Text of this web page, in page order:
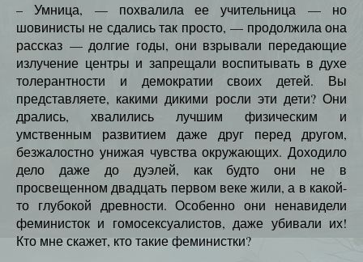
– Умница, — похвалила ее учительница — но
шовинисты не сдались так просто, — продолжила она
рассказ — долгие годы, они взрывали передающие
излучение центры и запрещали воспитывать в духе
толерантности и демократии своих детей. Вы
представляете, какими дикими росли эти дети? Они
дрались, хвалились лучшим физическим и
умственным развитием даже друг перед другом,
безжалостно унижая чувства окружающих. Доходило
дело даже до дуэлей, как будто они не в
просвещенном двадцать первом веке жили, а в какой-
то глубокой древности. Особенно они ненавидели
феминисток и гомосексуалистов, даже убивали их!
Кто мне скажет, кто такие феминистки?